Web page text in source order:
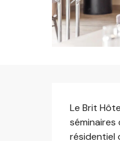
Le Brit
résidentiel